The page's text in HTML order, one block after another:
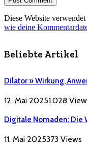
Diese Website
wie deine
Beliebte Artikel
Dilator » Wirkung,
12. Mai 20251.028
Digitale Nomaden: Die
11. Mai 2025373 Views